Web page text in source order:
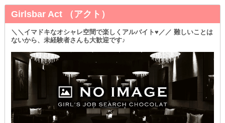
❏追求したノンストレス環境
￣￣￣￣￣￣￣￣￣￣￣￣￣￣￣
せん！
つまり…
・今月は達成できなかったら時給が下がっちゃう
…そんなプレッシャーとは全くもって無縁です◎
しかも、勤務中の飲み物は『ソフドリ』でもOK！
元々お酒が苦手な子はもちろん、二日酔い防止や休肝日で“飲まな
い”選択をするのもアリです♡
遠慮せずにお茶やジュースを選んでくださいね♪
Girlsbar Act （アクト）
＼＼イマドキなオシャレ空間で楽しくアルバイト♥／／ 難しいことは
ないから、未経験者さんも大歓迎です♪